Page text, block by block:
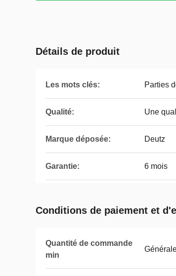
Détails de produit
Les mots clés: Parties
Qualité: Une
Marque déposée: Deutz
Garantie: 6 mois
Conditions de paiement et
Quantité de commande
min